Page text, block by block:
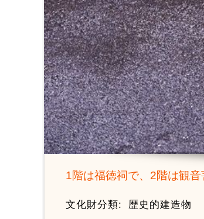
1階は福徳祠で、2階は観音
文化財分類:
歴史的建造物